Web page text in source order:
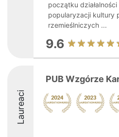
początku
popularyzacji kultury
rzemieślniczych ...
9.6
Laureaci
PUB Wzgórze